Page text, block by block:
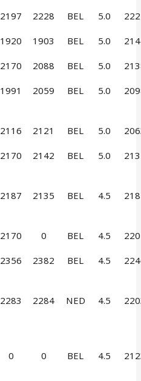
2197 2228 BEL 5.0
1920 1903 BEL 5.0
2170 2088 BEL 5.0
1991 2059 BEL 5.0
2116 2121 BEL 5.0
2170 2142 BEL 5.0
2187 2135 BEL 4.5
2170 0 BEL 4.5
2356 2382 BEL 4.5
2283 2284 NED 4.5
0 0 BEL 4.5